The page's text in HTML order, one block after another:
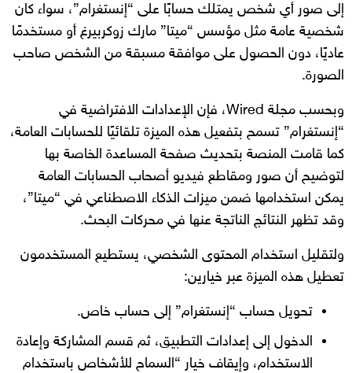
إلى صور أي شخص يمتلك حسابًا على “إنستغرام”، سواء كان
شخصية عامة مثل مؤسس “ميتا” مارك زوكربيرغ أو مستخدمًا
عاديًا، دون الحصول على موافقة مسبقة من الشخص صاحب
الصورة.
وبحسب مجلة Wired، فإن الإعدادات الافتراضية في
“إنستغرام” تسمح بتفعيل هذه الميزة تلقائيًا للحسابات العامة،
كما قامت المنصة بتحديث صفحة المساعدة الخاصة بها
لتوضيح أن صور ومقاطع فيديو أصحاب الحسابات العامة
يمكن استخدامها ضمن ميزات الذكاء الاصطناعي في “ميتا”،
وقد تظهر النتائج الناتجة عنها في محركات البحث.
ولتقليل استخدام المحتوى الشخصي، يستطيع المستخدمون
تعطيل هذه الميزة عبر خيارين:
تحويل حساب “إنستغرام” إلى حساب خاص.
الدخول إلى إعدادات التطبيق، ثم قسم المشاركة وإعادة
الاستخدام، وإيقاف خيار “السماح للأشخاص باستخدام